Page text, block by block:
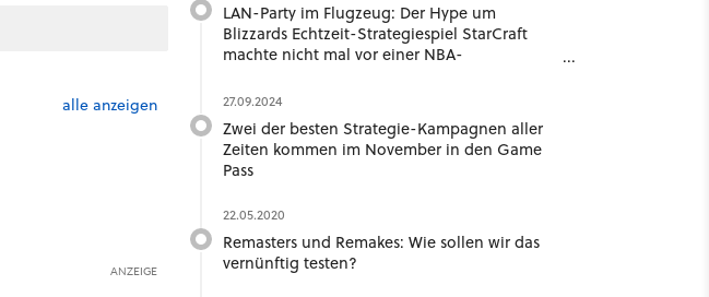
alle anzeigen
ANZEIGE
LAN-Party im Flugzeug: Der Hype um
Blizzards Echtzeit-Strategiespiel StarCraft
machte nicht mal vor einer NBA-
27.09.2024
Zwei der besten Strategie-Kampagnen aller
Zeiten kommen im November in den Game
Pass
22.05.2020
Remasters und Remakes: Wie sollen wir das
vernünftig testen?